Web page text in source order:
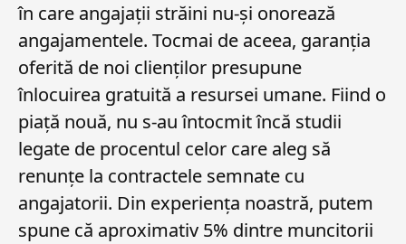
în care angajații străini nu-și onorează
angajamentele. Tocmai de aceea, garanția
oferită de noi clienților presupune
înlocuirea gratuită a resursei umane. Fiind o
piață nouă, nu s-au întocmit încă studii
legate de procentul celor care aleg să
renunțe la contractele semnate cu
angajatorii. Din experiența noastră, putem
spune că aproximativ 5% dintre muncitorii